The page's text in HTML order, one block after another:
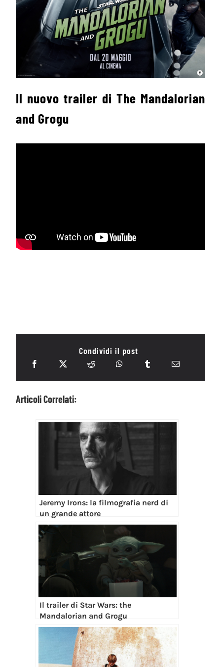
Il nuovo trailer di The Mandalorian
and Grogu
Condividi il post
Articoli Correlati:
Jeremy Irons: la filmografia nerd di
un grande attore
Il trailer di Star Wars: the
Mandalorian and Grogu